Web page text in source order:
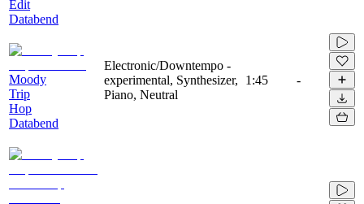
Edit
Databend
Moody
Trip
Hop
Databend
Electronic/Downtempo -
experimental, Synthesizer,
Piano, Neutral
1:45 -